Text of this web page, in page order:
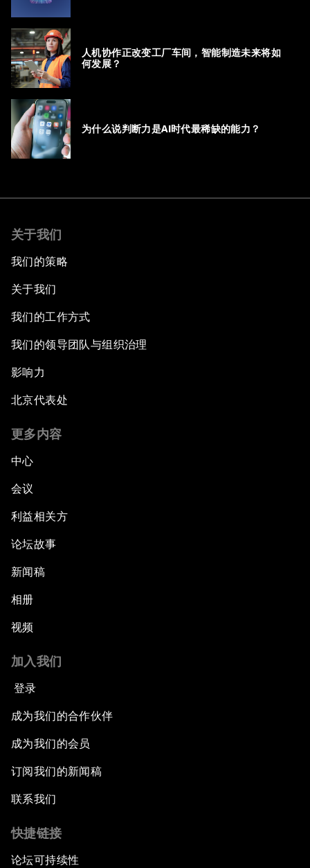
人机协作正改变工厂车间，智能制造未来将如
何发展？
为什么说判断力是AI时代最稀缺的能力？
关于我们
我们的策略
关于我们
我们的工作方式
我们的领导团队与组织治理
影响力
北京代表处
更多内容
中心
会议
利益相关方
论坛故事
新闻稿
相册
视频
加入我们
登录
成为我们的合作伙伴
成为我们的会员
订阅我们的新闻稿
联系我们
快捷链接
论坛可持续性